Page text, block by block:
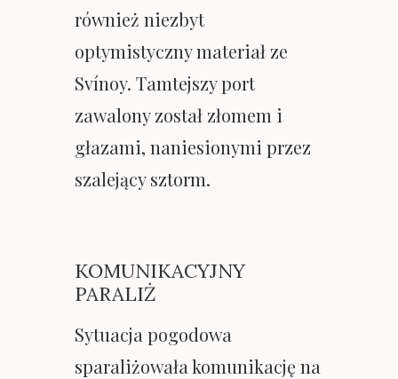
również niezbyt
optymistyczny materiał ze
Svínoy. Tamtejszy port
zawalony został złomem i
głazami, naniesionymi przez
szalejący sztorm.
KOMUNIKACYJNY
PARALIŻ
Sytuacja pogodowa
sparaliżowała komunikację na